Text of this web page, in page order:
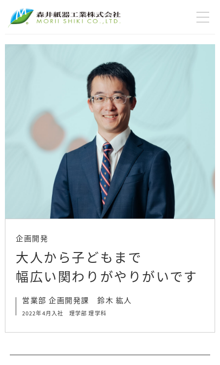
企画開発
大人から子どもまで
幅広い関わりがやりがいです
営業部 企画開発課 鈴木 紘人
2022年4月入社 理学部 理学科